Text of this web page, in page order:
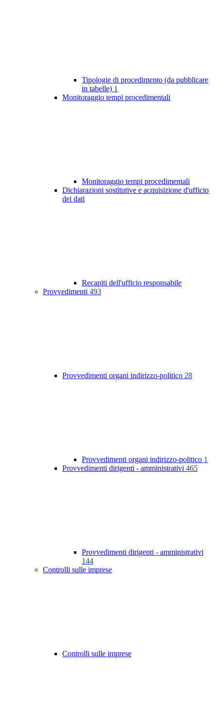
Tipologie di procedimento (da pubblicare
in tabelle) 1
Monitoraggio tempi procedimentali
Monitoraggio tempi procedimentali
Dichiarazioni sostitutive e acquisizione d'ufficio
dei dati
Recapiti dell'ufficio responsabile
Provvedimenti 493
Provvedimenti organi indirizzo-politico 28
Provvedimenti organi indirizzo-politico 1
Provvedimenti dirigenti - amministrativi 465
Provvedimenti dirigenti - amministrativi
144
Controlli sulle imprese
Controlli sulle imprese